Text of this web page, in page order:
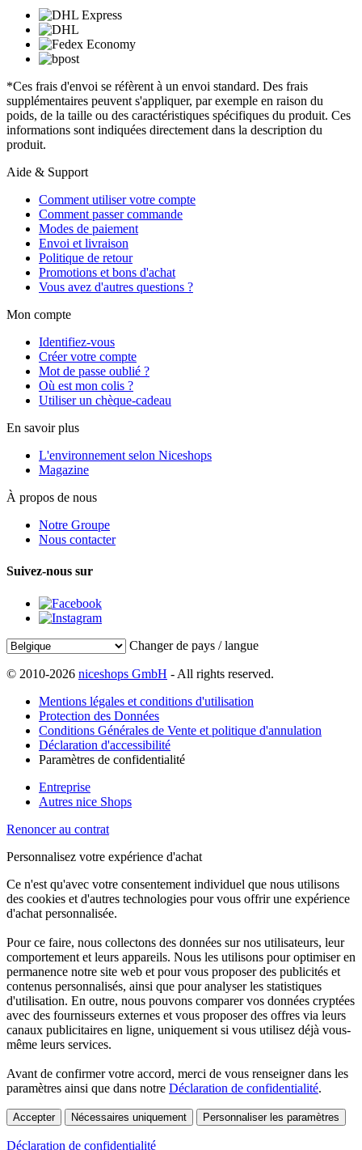
*Ces frais d'envoi se réfèrent à un envoi standard. Des frais
supplémentaires peuvent s'appliquer, par exemple en raison du
poids, de la taille ou des caractéristiques spécifiques du produit. Ces
informations sont indiquées directement dans la description du
produit.
Aide & Support
Comment utiliser votre compte
Comment passer commande
Modes de paiement
Envoi et livraison
Politique de retour
Promotions et bons d'achat
Vous avez d'autres questions ?
Mon compte
Identifiez-vous
Créer votre compte
Mot de passe oublié ?
Où est mon colis ?
Utiliser un chèque-cadeau
En savoir plus
L'environnement selon Niceshops
Magazine
À propos de nous
Notre Groupe
Nous contacter
Suivez-nous sur
Changer de pays / langue
© 2010-2026 niceshops GmbH - All rights reserved.
Mentions légales et conditions d'utilisation
Protection des Données
Conditions Générales de Vente et politique d'annulation
Déclaration d'accessibilité
Paramètres de confidentialité
Entreprise
Autres nice Shops
Renoncer au contrat
Personnalisez votre expérience d'achat
Ce n'est qu'avec votre consentement individuel que nous utilisons
des cookies et d'autres technologies pour vous offrir une expérience
d'achat personnalisée.
Pour ce faire, nous collectons des données sur nos utilisateurs, leur
comportement et leurs appareils. Nous les utilisons pour optimiser en
permanence notre site web et pour vous proposer des publicités et
contenus personnalisés, ainsi que pour analyser les statistiques
d'utilisation. En outre, nous pouvons comparer vos données cryptées
avec des fournisseurs externes et vous proposer des offres via leurs
canaux publicitaires en ligne, uniquement si vous utilisez déjà vous-
même leurs services.
Avant de confirmer votre accord, merci de vous renseigner dans les
paramètres ainsi que dans notre Déclaration de confidentialité.
Accepter Nécessaires uniquement Personnaliser les paramètres
Déclaration de confidentialité